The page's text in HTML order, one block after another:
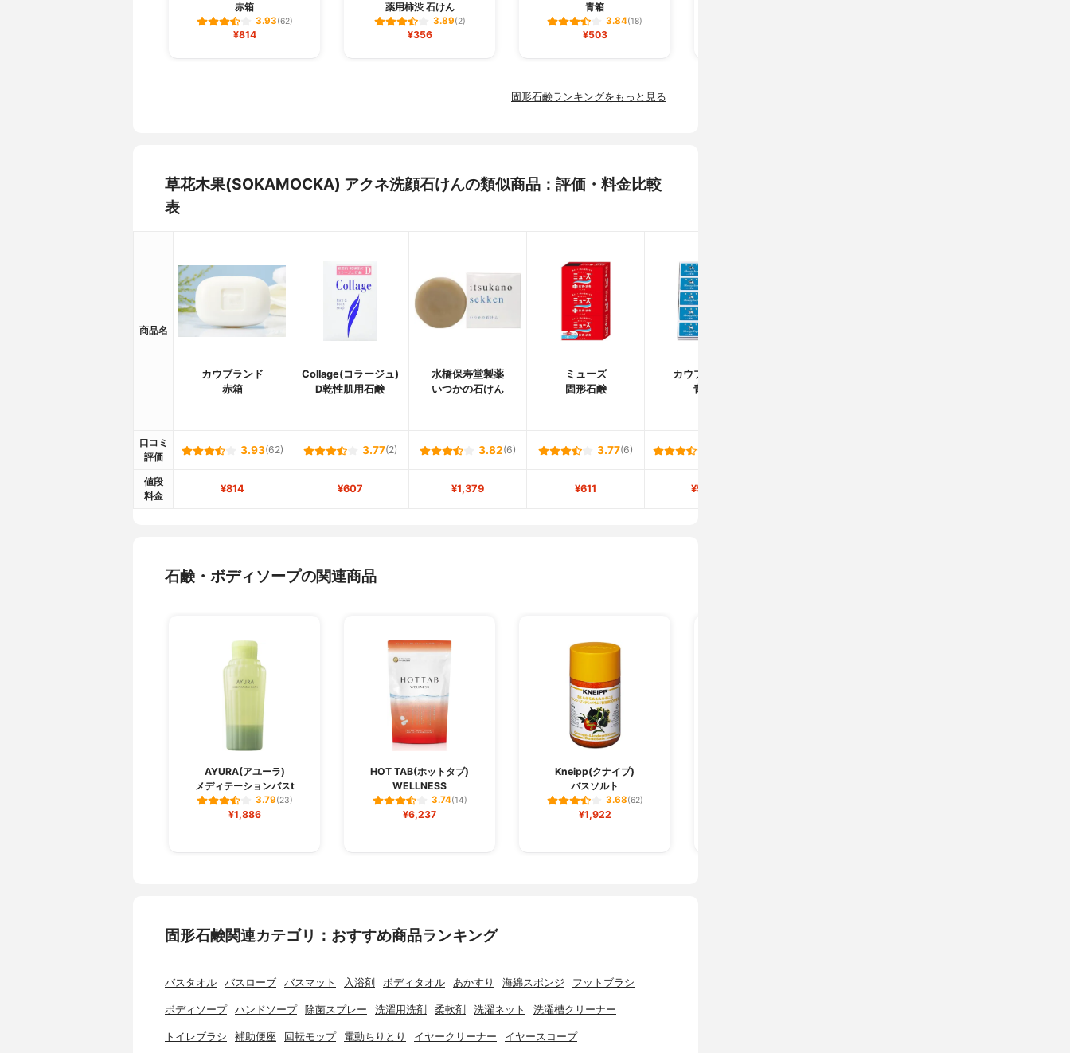
赤箱
3.93(62)
¥814
薬用柿渋 石けん
3.89(2)
¥356
青箱
3.84(18)
¥503
固形石鹸ランキングをもっと見る
草花木果(SOKAMOCKA) アクネ洗顔石けんの類似商品：評価・料金比較
表
商品名
カウブランド
赤箱
Collage(コラージュ)
D乾性肌用石鹸
水橋保寿堂製薬
いつかの石けん
ミューズ
固形石鹸
カウブランド
青箱
口コミ
評価
3.93(62) 3.77(2) 3.82(6) 3.77(6)
値段
料金
¥814 ¥607 ¥1,379 ¥611 ¥503
石鹸・ボディソープの関連商品
AYURA(アユーラ)
メディテーションバスt
3.79(23)
¥1,886
HOT TAB(ホットタブ)
WELLNESS
3.74(14)
¥6,237
Kneipp(クナイプ)
バスソルト
3.68(62)
¥1,922
固形石鹸関連カテゴリ：おすすめ商品ランキング
バスタオル バスローブ バスマット 入浴剤 ボディタオル あかすり 海綿スポンジ フットブラシ
ボディソープ ハンドソープ 除菌スプレー 洗濯用洗剤 柔軟剤 洗濯ネット 洗濯槽クリーナー
トイレブラシ 補助便座 回転モップ 電動ちりとり イヤークリーナー イヤースコープ